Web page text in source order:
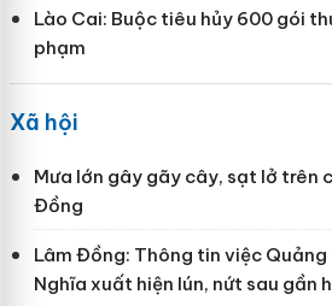
Lào Cai: Buộc tiêu hủy 600 gói
phạm
Xã hội
Mưa lớn gây gãy cây, sạt lở trên
Đồng
Lâm Đồng: Thông tin việc
Nghĩa xuất hiện lún, nứt sau gần